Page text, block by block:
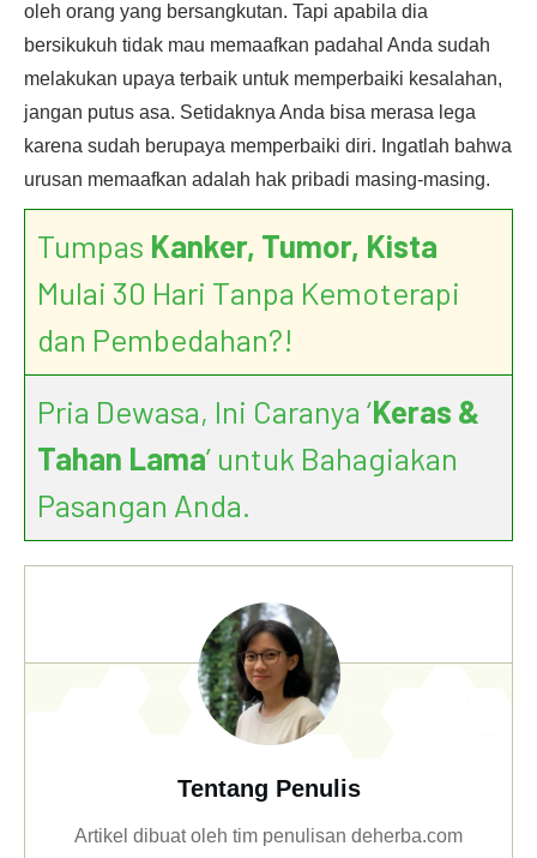
oleh orang yang bersangkutan. Tapi apabila dia
bersikukuh tidak mau memaafkan padahal Anda sudah
melakukan upaya terbaik untuk memperbaiki kesalahan,
jangan putus asa. Setidaknya Anda bisa merasa lega
karena sudah berupaya memperbaiki diri. Ingatlah bahwa
urusan memaafkan adalah hak pribadi masing-masing.
Tumpas Kanker, Tumor, Kista
Mulai 30 Hari Tanpa Kemoterapi
dan Pembedahan?!
Pria Dewasa, Ini Caranya ‘Keras &
Tahan Lama’ untuk Bahagiakan
Pasangan Anda.
Tentang Penulis
Artikel dibuat oleh tim penulisan deherba.com